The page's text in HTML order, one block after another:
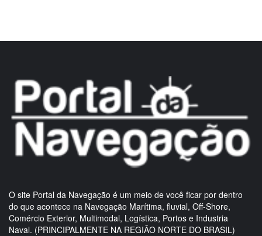
O site Portal da Navegação é um meio de você ficar por dentro
do que acontece na Navegação Marítima, fluvial, Off-Shore,
Comércio Exterior, Multimodal, Logística, Portos e Industria
Naval. (PRINCIPALMENTE NA REGIÃO NORTE DO BRASIL)